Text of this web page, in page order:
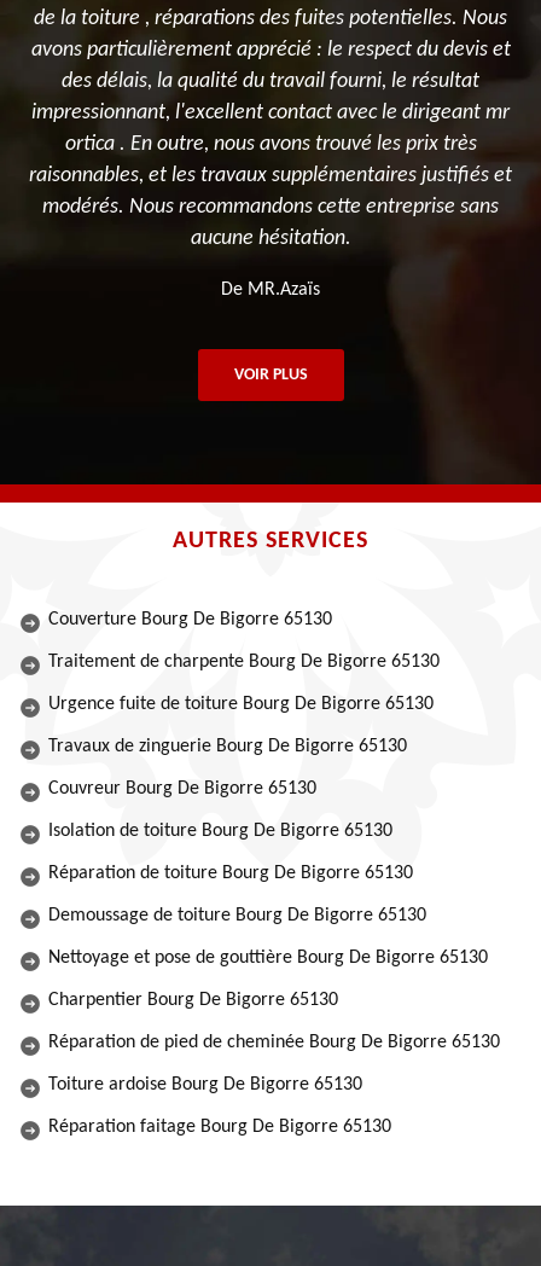
de la toiture , réparations des fuites potentielles. Nous
avons particulièrement apprécié : le respect du devis et
des délais, la qualité du travail fourni, le résultat
impressionnant, l'excellent contact avec le dirigeant mr
ortica . En outre, nous avons trouvé les prix très
raisonnables, et les travaux supplémentaires justifiés et
modérés. Nous recommandons cette entreprise sans
aucune hésitation.
De MR.Azaïs
VOIR PLUS
AUTRES SERVICES
Couverture Bourg De Bigorre 65130
Traitement de charpente Bourg De Bigorre 65130
Urgence fuite de toiture Bourg De Bigorre 65130
Travaux de zinguerie Bourg De Bigorre 65130
Couvreur Bourg De Bigorre 65130
Isolation de toiture Bourg De Bigorre 65130
Réparation de toiture Bourg De Bigorre 65130
Demoussage de toiture Bourg De Bigorre 65130
Nettoyage et pose de gouttière Bourg De Bigorre 65130
Charpentier Bourg De Bigorre 65130
Réparation de pied de cheminée Bourg De Bigorre 65130
Toiture ardoise Bourg De Bigorre 65130
Réparation faitage Bourg De Bigorre 65130